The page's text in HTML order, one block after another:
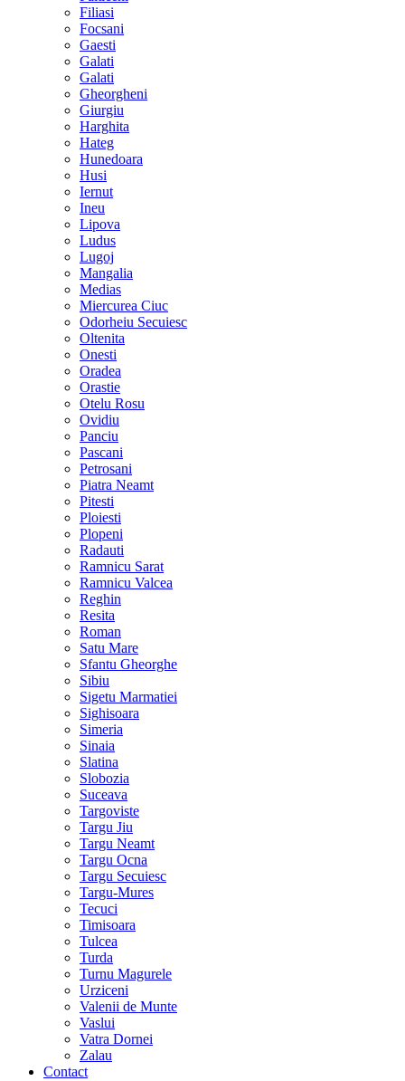
Filiasi
Focsani
Gaesti
Galati
Galati
Gheorgheni
Giurgiu
Harghita
Hateg
Hunedoara
Husi
Iernut
Ineu
Lipova
Ludus
Lugoj
Mangalia
Medias
Miercurea Ciuc
Odorheiu Secuiesc
Oltenita
Onesti
Oradea
Orastie
Otelu Rosu
Ovidiu
Panciu
Pascani
Petrosani
Piatra Neamt
Pitesti
Ploiesti
Plopeni
Radauti
Ramnicu Sarat
Ramnicu Valcea
Reghin
Resita
Roman
Satu Mare
Sfantu Gheorghe
Sibiu
Sigetu Marmatiei
Sighisoara
Simeria
Sinaia
Slatina
Slobozia
Suceava
Targoviste
Targu Jiu
Targu Neamt
Targu Ocna
Targu Secuiesc
Targu-Mures
Tecuci
Timisoara
Tulcea
Turda
Turnu Magurele
Urziceni
Valenii de Munte
Vaslui
Vatra Dornei
Zalau
Contact